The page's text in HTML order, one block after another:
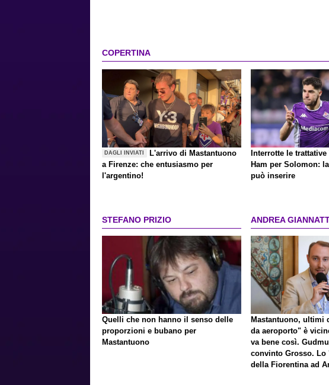
COPERTINA
DAGLI INVIATI
L'arrivo di Mastantuono
a Firenze: che entusiasmo per
l'argentino!
Interrotte le trattative
Ham per Solomon:
può inserire
STEFANO PRIZIO
Quelli che non hanno il senso delle
proporzioni e bubano per
Mastantuono
ANDREA
Mastantuono, ultimi
da aeroporto" è
va bene così.
convinto Grosso. Lo
della Fiorentina ad